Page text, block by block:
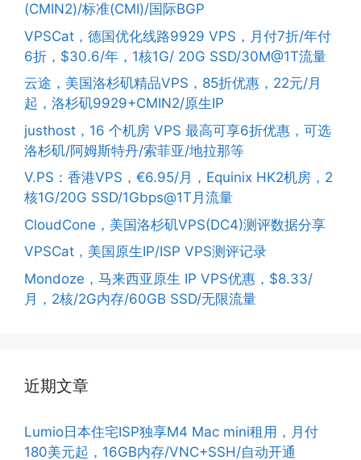
(CMIN2)/标准(CMI)/国际BGP
VPSCat，德国优化线路9929 VPS，月付7折/年付
6折，$30.6/年，1核1G/ 20G SSD/30M@1T流量
云途，美国洛杉矶精品VPS，85折优惠，22元/月
起，洛杉矶9929+CMIN2/原生IP
justhost，16 个机房 VPS 最高可享6折优惠，可选
洛杉矶/阿姆斯特丹/索菲亚/地拉那等
V.PS：香港VPS，€6.95/月，Equinix HK2机房，2
核1G/20G SSD/1Gbps@1T月流量
CloudCone，美国洛杉矶VPS(DC4)测评数据分享
VPSCat，美国原生IP/ISP VPS测评记录
Mondoze，马来西亚原生 IP VPS优惠，$8.33/
月，2核/2G内存/60GB SSD/无限流量
近期文章
Lumio日本住宅ISP独享M4 Mac mini租用，月付
180美元起，16GB内存/VNC+SSH/自动开通